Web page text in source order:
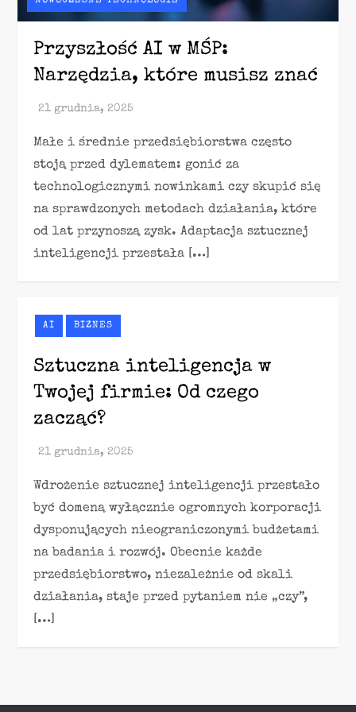
Przyszłość AI w MŚP:
Narzędzia, które musisz znać
Małe i średnie przedsiębiorstwa często
stoją przed dylematem: gonić za
technologicznymi nowinkami czy skupić się
na sprawdzonych metodach działania, które
od lat przynoszą zysk. Adaptacja sztucznej
inteligencji przestała […]
AI BIZNES
Sztuczna inteligencja w
Twojej firmie: Od czego
zacząć?
Wdrożenie sztucznej inteligencji przestało
być domeną wyłącznie ogromnych korporacji
dysponujących nieograniczonymi budżetami
na badania i rozwój. Obecnie każde
przedsiębiorstwo, niezależnie od skali
działania, staje przed pytaniem nie „czy”,
[…]